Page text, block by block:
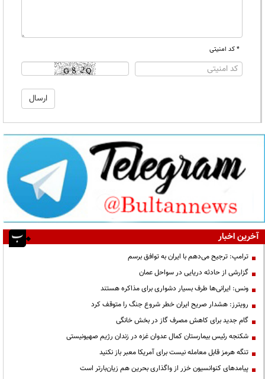
* کد امنیتی
آخرین اخبار
ترامپ: ترجیح می‌دهم با ایران به توافق برسم
گزارشی از حادثه دریایی در سواحل عمان
ونس: ایرانی‌ها طرف بسیار دشواری برای مذاکره هستند
رویترز: هشدار صریح ایران خطر شروع جنگ را متوقف کرد
گام جدید برای کاهش مصرف گاز در بخش خانگی
شکنجه رئیس بیمارستان کمال عدوان غزه در زندان رژیم صهیونیستی
تنگه هرمز قابل معامله نیست برای آمریکا معبر باز نکنید
پیامدهای کنوانسیون خزر از واگذاری بحرین هم زیان‌بارتر است